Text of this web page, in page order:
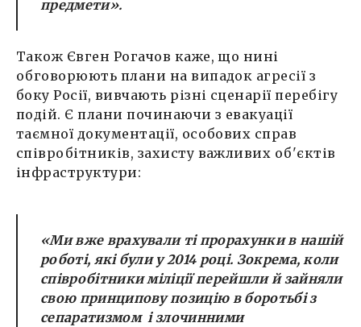
предмети».
Також Євген Рогачов каже, що нині
обговорюють плани на випадок агресії з
боку Росії, вивчають різні сценарії перебігу
подій. Є плани починаючи з евакуації
таємної документації, особових справ
співробітників, захисту важливих об'єктів
інфраструктури:
«Ми вже врахували ті прорахунки в нашій
роботі, які були у 2014 році. Зокрема, коли
співробітники міліції перейшли й зайняли
свою принципову позицію в боротьбі з
сепаратизмом і злочинними